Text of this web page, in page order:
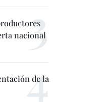
nacional
de la